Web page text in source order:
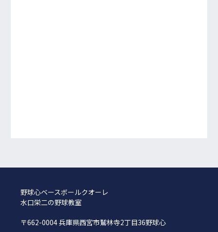
野球心ベースボールクオーレ
水口栄二の野球教室
〒662-0004 兵庫県西宮市鷲林寺2丁目36野球心